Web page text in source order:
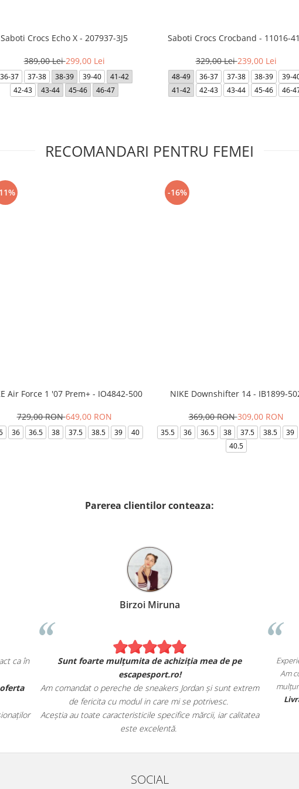
Saboti Crocs Echo X - 207937-3J5
389,00 Lei299,00 Lei
36-37 37-38 38-39 39-40
41-42
42-43
43-44 45-46 46-47
Saboti Crocs Crocband - 11016-
329,00 Lei239,00 Lei
48-49 36-37 37-38 38-39
39-
41-42
42-43 43-44 45-46 46-
RECOMANDARI PENTRU FEMEI
Air Force 1 '07 Prem+ - IO4842-500
729,00 RON649,00 RON
36 36.5 38 37.5 38.5 39 40
-16%
NIKE Downshifter 14 - IB1899-
369,00 RON309,00 RON
35.5 36 36.5 38 37.5 38.5 39
40.5
Parerea clientilor conteaza:
ca în
Birzoi Miruna
Sunt foarte mulțumita de achiziția mea de pe
escapesport.ro!
Am comandat o pereche de sneakers Jordan și sunt extrem
de fericita cu modul in care mi se potrivesc.
Aceștia au toate caracteristicile specifice mărcii, iar calitatea
este excelentă.
Am
SOCIAL